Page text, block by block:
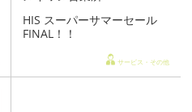
HIS スーパーサマーセール
FINAL！！
サービス・その他